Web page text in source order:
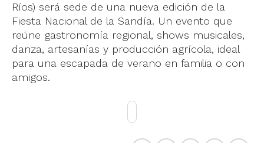
Ríos) será sede de una nueva edición de la
Fiesta Nacional de la Sandía. Un evento que
reúne gastronomía regional, shows musicales,
danza, artesanías y producción agrícola, ideal
para una escapada de verano en familia o con
amigos.